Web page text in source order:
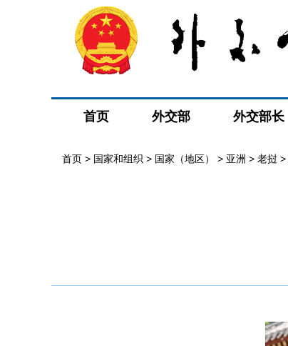
首页 外交部 外交部长
首页 > 国家和组织 > 国家（地区） > 亚洲 > 老挝 >